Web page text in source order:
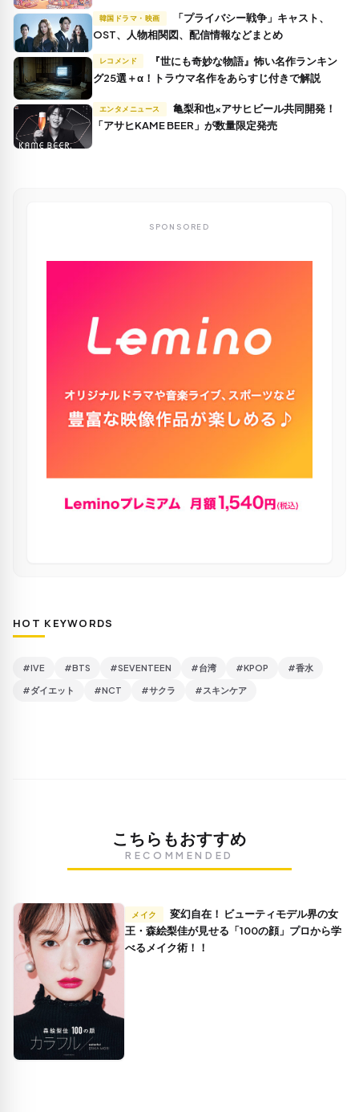
韓国ドラマ・映画
OST、人物相関図、配信情報などまとめ
レコメンド
グ25選＋α！トラウマ名作をあらすじ付きで解説
エンタメニュース
「アサヒKAME BEER」が数量限定発売
SPONSORED
HOT KEYWORDS
#IVE #BTS #SEVENTEEN #台湾 #KPOP #香水
#ダイエット #NCT #サクラ #スキンケア
こちらもおすすめ
RECOMMENDED
メイク
王・森絵梨佳が見せる「100の顔」プロから学
べるメイク術！！